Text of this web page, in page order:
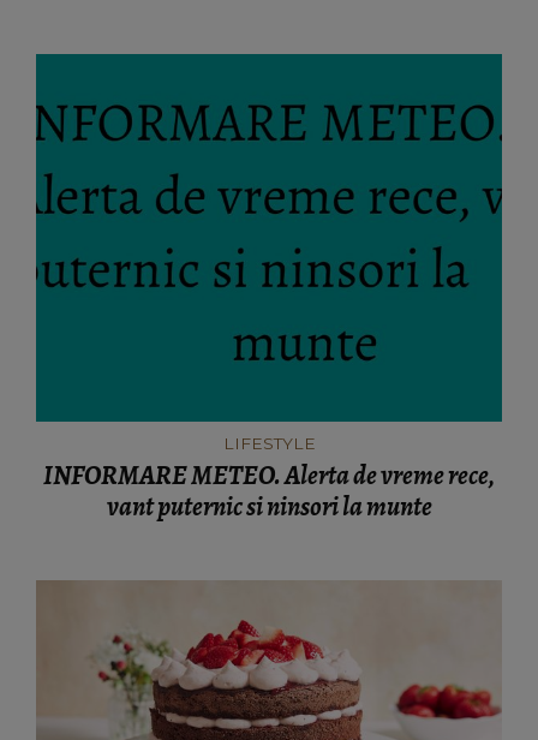
LIFESTYLE
INFORMARE METEO. Alerta de vreme rece,
vant puternic si ninsori la munte